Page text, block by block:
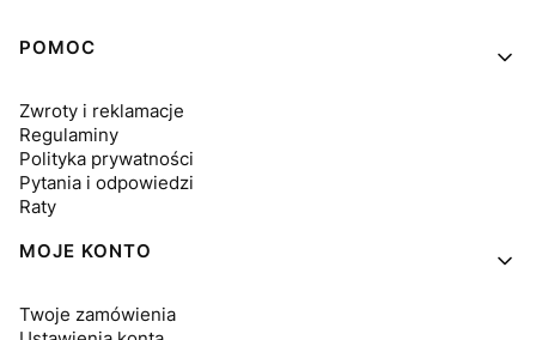
Linki w stopce
POMOC
Zwroty i reklamacje
Regulaminy
Polityka prywatności
Pytania i odpowiedzi
Raty
MOJE KONTO
Twoje zamówienia